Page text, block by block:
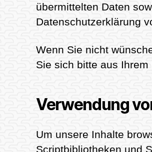
übermittelten Daten
Datenschutzerklärung
Wenn Sie nicht
Sie sich bitte aus
Verwendung
Um unsere Inhalte
Scriptbibliotheken und